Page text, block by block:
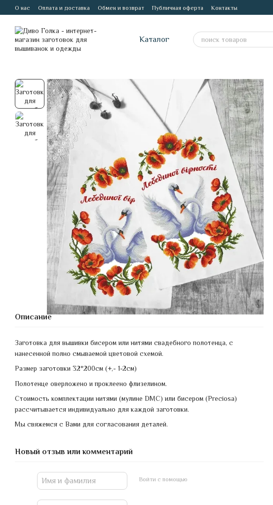
Перейти к основному контенту
О нас Оплата и доставка Обмен и возврат Публичная оферта Контакты
Каталог
Описание
Заготовка для вышивки бисером или нитями свадебного полотенца, с
нанесенной полно смываемой цветовой схемой.
Размер заготовки 32*200см (+,- 1-2см)
Полотенце оверложено и проклеено флизелином.
Стоимость комплектации нитями (мулине DMC) или бисером (Preciosa)
рассчитывается индивидуально для каждой заготовки.
Мы свяжемся с Вами для согласования деталей.
Новый отзыв или комментарий
Войти с помощью